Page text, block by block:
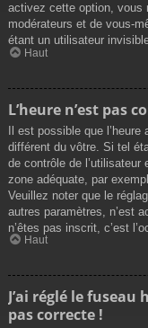
activez cette option, vous
modérateurs et de vous-
étant un utilisateur
Haut
L’heure n’est pas
Il est possible que
différent du vôtre. Si tel
de contrôle de
zone adéquate, par
Veuillez noter que le
autres paramètres, n’est
n’êtes pas inscrit, c’est
Haut
J’ai réglé le
pas correcte !